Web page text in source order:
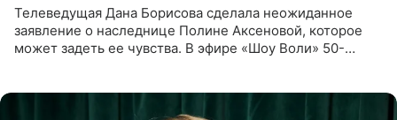
Телеведущая Дана Борисова сделала неожиданное
заявление о наследнице Полине Аксеновой, которое
может задеть ее чувства. В эфире «Шоу Воли» 50-